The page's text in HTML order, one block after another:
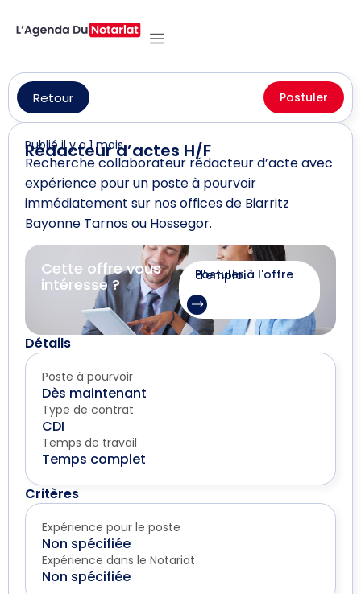
Retour Postuler
Rédacteur d’actes H/F
Publié il y a 1 mois
Recherche collaborateur rédacteur d’acte avec
expérience pour un poste à pourvoir
immédiatement sur nos offices de Biarritz
Bayonne Tarnos ou Hossegor.
Cette offre vous
intéresse ?
Postuler à l'offre d'emploi
Détails
Poste à pourvoir
Dès maintenant
Type de contrat
CDI
Temps de travail
Temps complet
Critères
Expérience pour le poste
Non spécifiée
Expérience dans le Notariat
Non spécifiée